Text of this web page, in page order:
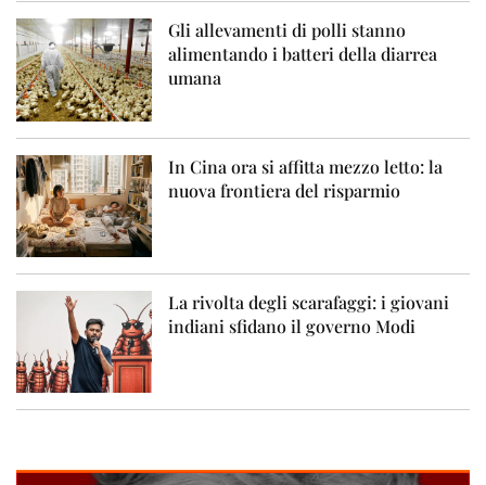
Gli allevamenti di polli stanno
alimentando i batteri della diarrea
umana
In Cina ora si affitta mezzo letto: la
nuova frontiera del risparmio
La rivolta degli scarafaggi: i giovani
indiani sfidano il governo Modi